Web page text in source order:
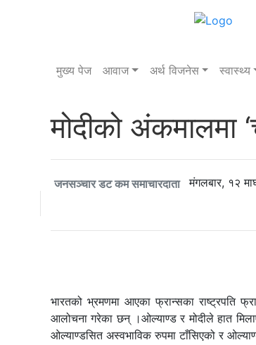
मुख्य पेज आवाज अर्थ विजनेस स्वास्थ्य
मोदीको अंकमालमा
जनसञ्चार डट कम समाचारदाता मंगलबार, १२
भारतको भ्रमणमा आएका फ्रान्सका राष्ट्रपति
आलोचना गरेका छन् ।ओल्याण्ड र मोदीले हात
ओल्याण्डसित अस्वभाविक रुपमा टाँसिएको र